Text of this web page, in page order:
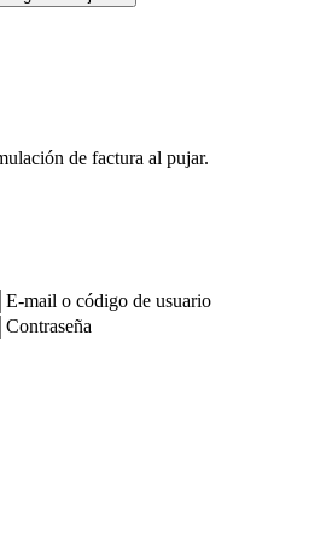
de factura al pujar.
E-mail o código de usuario
Contraseña